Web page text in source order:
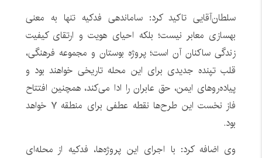
سلطان‌آقایی تاکید کرد: ساماندهی فدکیه تنها به معنی
بهسازی معابر نیست؛ بلکه احیای هویت و ارتقای کیفیت
زندگی ساکنان آن است؛ پروژه بوستان و مجموعه فرهنگی،
قلب تپنده جدیدی برای این محله تاریخی خواهند بود و
پیاده‌روهای ایمن، حق عابران را ادا می‌کند، همچنین افتتاح
فاز نخست این طرح‌ها نقطه عطفی برای منطقه ۷ خواهد
بود.
وی اضافه کرد: با اجرای این پروژه‌ها، فدکیه از محله‌ای